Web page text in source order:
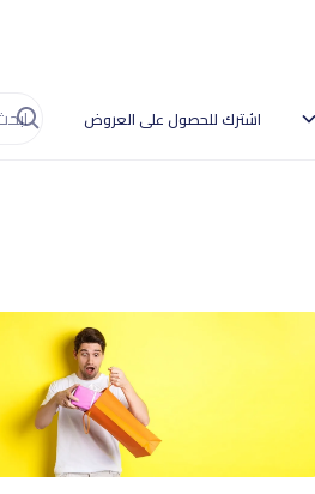
اشترك للحصول على العروض